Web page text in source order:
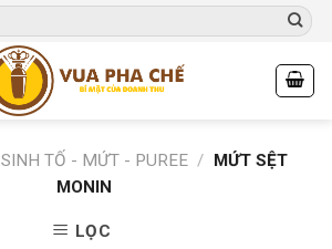
SINH TỐ - MỨT - PUREE / MỨT SỆT
MONIN
LỌC